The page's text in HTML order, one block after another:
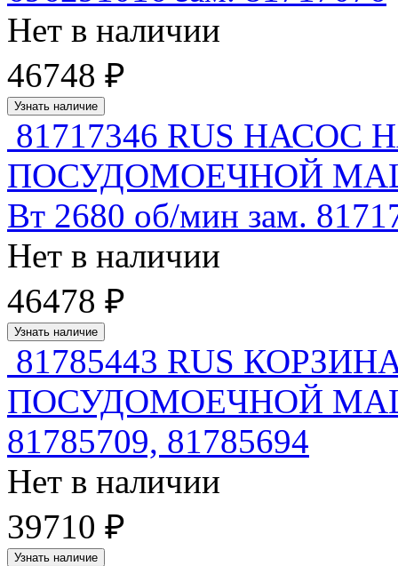
Нет в наличии
46748 ₽
Узнать наличие
81717346 RUS
ПОСУДОМОЕЧНОЙ
Вт 2680 об/мин зам.
Нет в наличии
46478 ₽
Узнать наличие
81785443 RUS
ПОСУДОМОЕЧНОЙ
81785709, 81785694
Нет в наличии
39710 ₽
Узнать наличие